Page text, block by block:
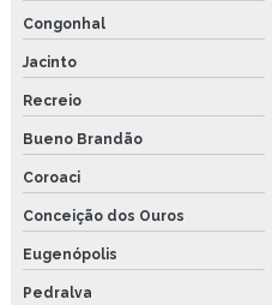
Congonhal
Jacinto
Recreio
Bueno Brandão
Coroaci
Conceição dos Ouros
Eugenópolis
Pedralva